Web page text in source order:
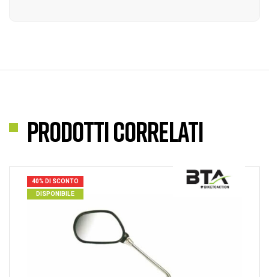
Prodotti correlati
40% DI SCONTO
DISPONIBILE